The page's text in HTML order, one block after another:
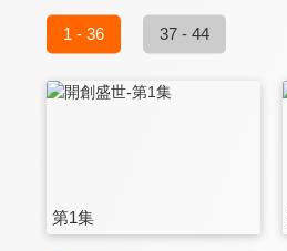
1 - 36 37 - 44
第1集